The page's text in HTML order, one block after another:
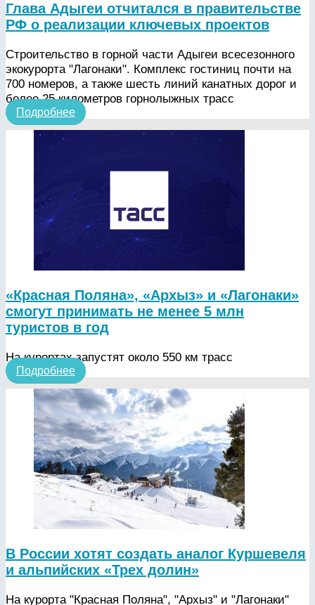
Глава Адыгеи отчитался в правительстве
РФ о реализации ключевых проектов
Строительство в горной части Адыгеи всесезонного
экокурорта "Лагонаки". Комплекс гостиниц почти на
700 номеров, а также шесть линий канатных дорог и
более 25 километров горнолыжных трасс
Подробнее
«Красная Поляна», «Архыз» и «Лагонаки»
смогут принимать не менее 5 млн
туристов в год
На курортах запустят около 550 км трасс
Подробнее
В России хотят создать аналог Куршевеля
и альпийских «Трех долин»
На курорта "Красная Поляна", "Архыз" и "Лагонаки"